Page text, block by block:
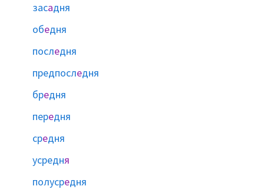
засадня
обедня
последня
предпоследня
бредня
передня
средня
усредня
полусредня